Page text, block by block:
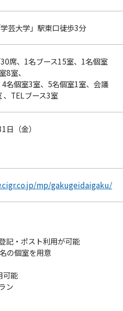
芸大学」駅東口徒歩3分
席、1名ブース15室、1名個室
8室、
名個室3室、5名個室1室、会議
、TELブース3室
日（金）
mp/gakugeidaigaku/
記・ポスト利用が可能
の個室を用意
可能
ン